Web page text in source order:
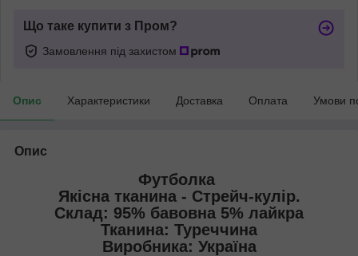
Що таке купити з Пром?
Замовлення під захистом
Опис Характеристики Доставка Оплата Умови
Опис
Футболка
Якісна тканина - Стрейч-кулір.
Склад: 95% бавовна 5% лайкра
Тканина: Туреччина
Виробника: Україна